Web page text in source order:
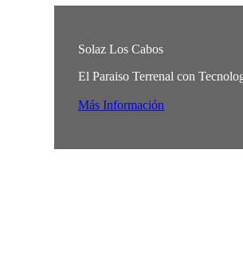
Solaz Los Cabos
El Paraiso Terrenal con
Más Información